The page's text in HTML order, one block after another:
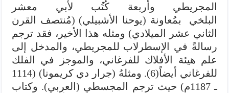
المجريطي وأربعة كُتُب لأبي معشر
البلخي بمُعاونة (يوحنا الأشبيلي) (مُنتصف القرن
الثاني عشر الميلادي) ومثله هذا الأخير، فقد ترجم
رسالةً في الإسطرلاب للمجريطي، والمدخل إلى
علم هيئة الأفلاك للفرغاني، والموجز في الفلك
للفرغاني أيضاً(6). ومثلهُ (جرار دي كريمونا) (1114
ـ 1187م) حيث ترجم المجسطي (العربي). وكتاب